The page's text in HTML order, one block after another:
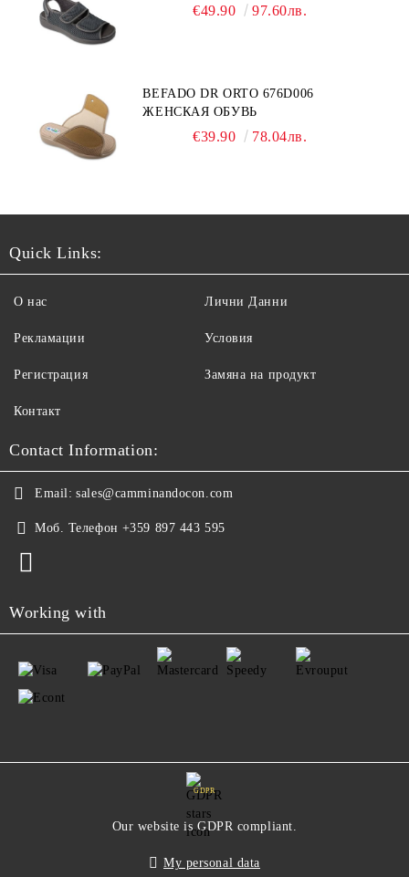
€49.90 97.60лв.
BEFADO DR ORTO 676D006
ЖЕНСКАЯ ОБУВЬ
€39.90 78.04лв.
Quick Links:
О нас
Рекламации
Регистрация
Контакт
Лични Данни
Условия
Замяна на продукт
Contact Information:
Email: sales@camminandocon.com
Моб. Телефон +359 897 443 595
Working with
GDPR
Our website is GDPR compliant.
My personal data